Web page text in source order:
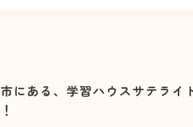
にある、学習ハウスサテラ